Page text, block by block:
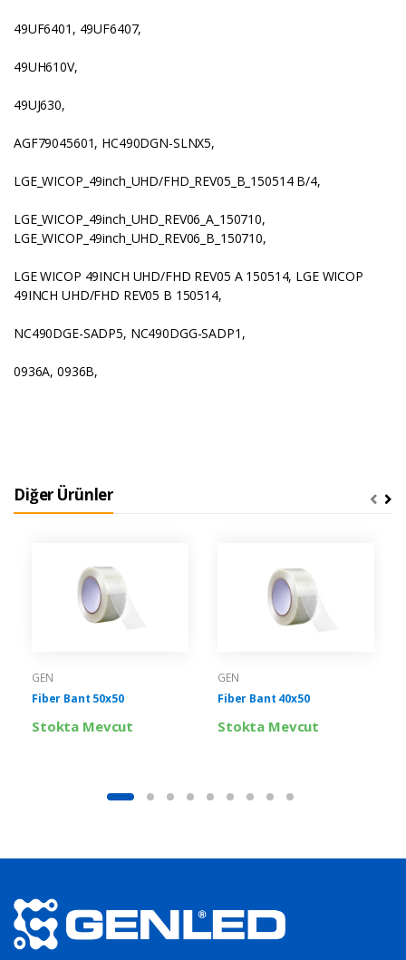
49UF6401, 49UF6407,
49UH610V,
49UJ630,
AGF79045601, HC490DGN-SLNX5,
LGE_WICOP_49inch_UHD/FHD_REV05_B_150514 B/4,
LGE_WICOP_49inch_UHD_REV06_A_150710,
LGE_WICOP_49inch_UHD_REV06_B_150710,
LGE WICOP 49INCH UHD/FHD REV05 A 150514, LGE WICOP
49INCH UHD/FHD REV05 B 150514,
NC490DGE-SADP5, NC490DGG-SADP1,
0936A, 0936B,
Diğer Ürünler
GEN
Fiber Bant 50x50
Stokta Mevcut
GEN
Fiber Bant 40x50
Stokta Mevcut